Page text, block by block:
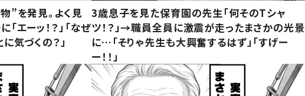
”を発見。よく見
エーッ！？」「なぜ
気づくの？」
3歳息子を見た保育園の先生「何そのTシャ
ツ！？」→職員全員に激震が走ったまさかの光景
に…「そりゃ先生も大興奮するはず」「すげー
ー！！」